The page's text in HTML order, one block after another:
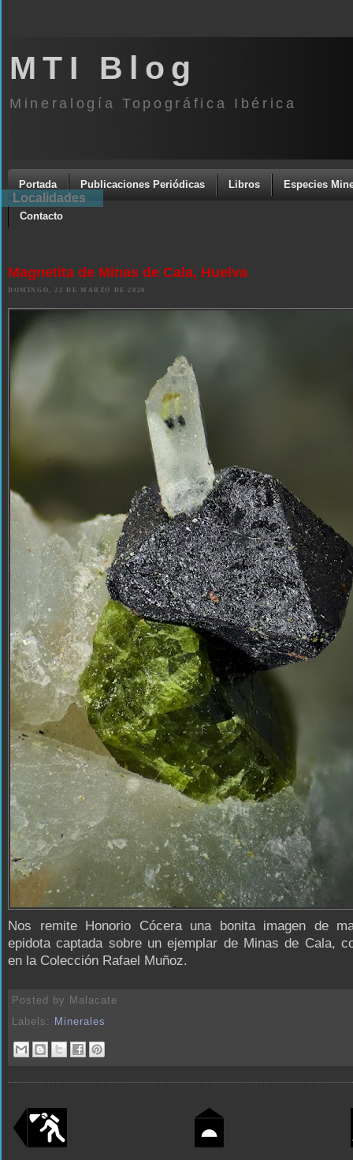
MTI Blog
Mineralogía Topográfica Ibérica
Portada Publicaciones Periódicas Libros Especies
Contacto
Magnetita de Minas de Cala, Huelva
DOMINGO, 22 DE MARZO DE 2020
Nos remite Honorio Cócera una bonita imagen de
epidota captada sobre un ejemplar de Minas de Cala,
en la Colección Rafael Muñoz.
Posted by Malacate
Labels:
Minerales
Localidades